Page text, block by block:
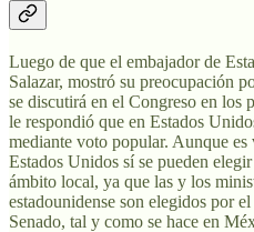
Luego de que el embajador de
Salazar, mostró su preocupación
se discutirá en el Congreso en los
le respondió que en Estados
mediante voto popular. Aunque es
Estados Unidos sí se pueden
ámbito local, ya que las y los
estadounidense son elegidos por
Senado, tal y como se hace en